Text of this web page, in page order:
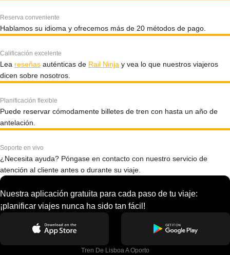
Reserva conveniente
Hablamos su idioma y ofrecemos más de 20 métodos de pago.
Calificación excelente
Lea reseñas auténticas de Rail Ninja y vea lo que nuestros viajeros
dicen sobre nosotros.
Planificación flexible
Puede reservar cómodamente billetes de tren con hasta un año de
antelación.
Soporte en vivo
¿Necesita ayuda? Póngase en contacto con nuestro servicio de
atención al cliente antes o durante su viaje.
Nuestra aplicación gratuita para cada paso de tu viaje:
¡planificar viajes nunca ha sido tan fácil!
Tren De Lisboa A Oporto